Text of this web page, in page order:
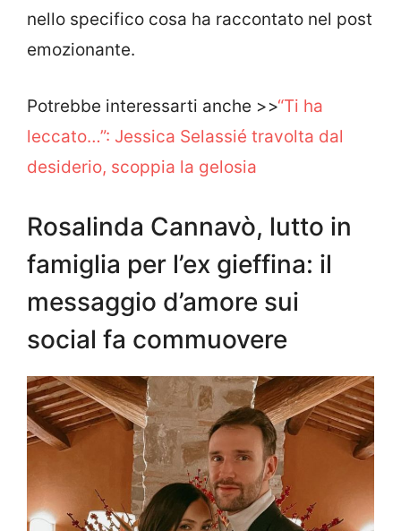
nello specifico cosa ha raccontato nel post
emozionante.
Potrebbe interessarti anche >>“Ti ha
leccato…”: Jessica Selassié travolta dal
desiderio, scoppia la gelosia
Rosalinda Cannavò, lutto in
famiglia per l’ex gieffina: il
messaggio d’amore sui
social fa commuovere